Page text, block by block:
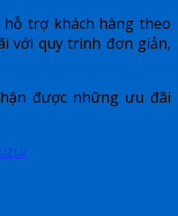
trợ khách hàng theo
với quy trình đơn giản,
được những ưu đãi